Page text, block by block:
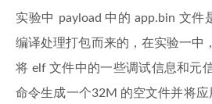
实验中 payload 中的 app.bin 文件
编译处理打包而来的，在实验一中
将 elf 文件中的一些调试信息和元
命令生成一个32M 的空文件并将